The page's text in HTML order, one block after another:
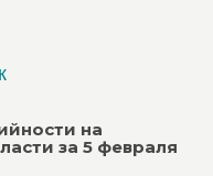
на
за 5 февраля